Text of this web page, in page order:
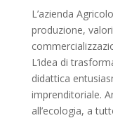
L’azienda
produzione,
L’idea di
didattica
imprenditoriale.
all’ecologia, a